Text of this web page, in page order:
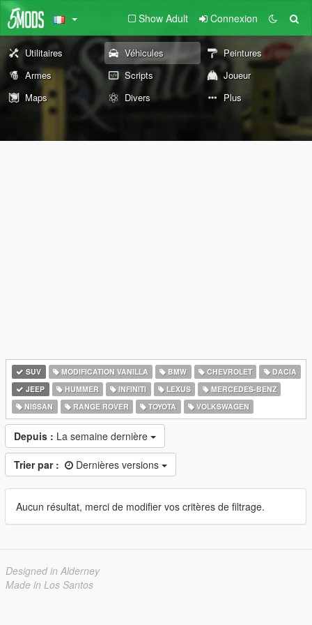
Show Adult Connexion
Utilitaires Véhicules
Peintures
Armes
Scripts
Joueur
Maps
Divers Plus
SUV MODIFICATION VANILLA BMW CHEVROLET
DACIA
JEEP
HUMMER INFINITI LEXUS
MERCEDES-BENZ
NISSAN
RANGE ROVER TOYOTA VOLKSWAGEN
Depuis : La semaine dernière
Trier par : Dernières versions
Aucun résultat, merci de modifier vos critères de filtrage.
Designed in Alderney
Made in Los Santos